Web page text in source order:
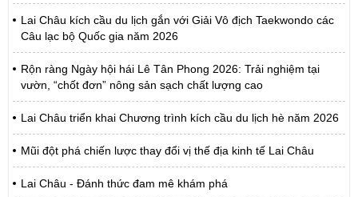
Lai Châu kích cầu du lịch gắn với Giải Vô địch Taekwondo các
Câu lạc bộ Quốc gia năm 2026
Rộn ràng Ngày hội hái Lê Tân Phong 2026: Trải nghiệm tại
vườn, “chốt đơn” nông sản sạch chất lượng cao
Lai Châu triển khai Chương trình kích cầu du lịch hè năm 2026
Mũi đột phá chiến lược thay đổi vị thế địa kinh tế Lai Châu
Lai Châu - Đánh thức đam mê khám phá